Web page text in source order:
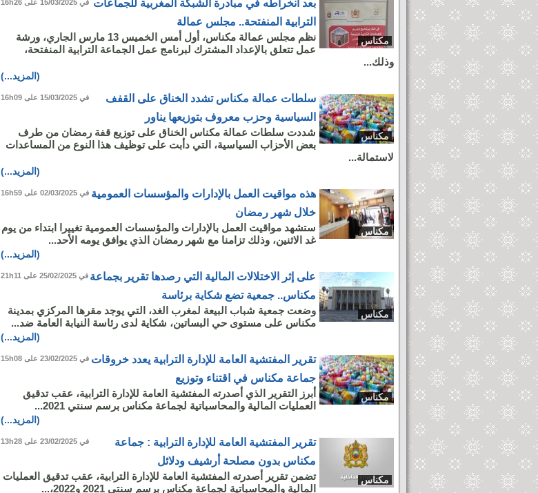
مكناس
بعد انخراطه في مبادرة الشبكة المغربية للجماعات
الترابية المنفتحة.. مجلس عمالة
نظم مجلس عمالة مكناس، أول أمس الخميس 13 مارس الجاري، ورشة
عمل تتعلق بالإعداد المشترك لبرنامج عمل الجماعة الترابية المنفتحة،
وذلك...
(المزيد...)
في 15/03/2025 على 16h26
مكناس
سلطات عمالة مكناس تشدد الخناق على القفف
السياسية وحزب معروف بتوزيعها يناور
شددت سلطات عمالة مكناس الخناق على توزيع قفة رمضان من طرف
بعض الأحزاب السياسية، التي دأبت على توظيف هذا النوع من المساعدات
لاستمالة...
(المزيد...)
في 15/03/2025 على 16h09
مكناس
هذه مواقيت العمل بالإدارات والمؤسسات العمومية
خلال شهر رمضان
ستشهد مواقيت العمل بالإدارات والمؤسسات العمومية تغييرا ابتداء من يوم
غد الاثنين، وذلك تزامنا مع شهر رمضان الذي يوافق يومه الأحد...
(المزيد...)
في 02/03/2025 على 16h59
مكناس
على إثر الاختلالات المالية التي رصدها تقرير بجماعة
مكناس.. جمعية تضع شكاية برئاسة
وضعت جمعية شباب البيعة لمغرب الغد، التي يوجد مقرها المركزي بمدينة
مكناس على مستوى حي البساتين، شكاية لدى رئاسة النيابة العامة ضد...
(المزيد...)
في 25/02/2025 على 21h11
مكناس
تقرير المفتشية العامة للإدارة الترابية يعدد خروقات
جماعة مكناس في اقتناء وتوزيع
أبرز التقرير الذي أصدرته المفتشية العامة للإدارة الترابية، عقب تدقيق
العمليات المالية والمحاسباتية لجماعة مكناس برسم سنتي 2021...
(المزيد...)
في 23/02/2025 على 15h08
مكناس
تقرير المفتشية العامة للإدارة الترابية : جماعة
مكناس بدون مصلحة أرشيف ودلائل
تضمن تقرير أصدرته المفتشية العامة للإدارة الترابية، عقب تدقيق العمليات
المالية والمحاسباتية لجماعة مكناس برسم سنتي 2021 و2022،...
في 23/02/2025 على 13h28